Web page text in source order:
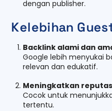
dengan publisher.
Kelebihan
Backlink alami dan
Google lebih menyukai
relevan dan edukatif.
Meningkatkan
Cocok untuk
tertentu.